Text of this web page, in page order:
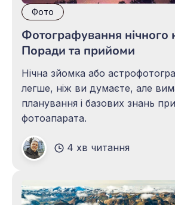
Фото
Фотографування нічного
Поради та прийоми
Нічна зйомка або
легше, ніж ви думаєте, але
планування і базових знань
фотоапарата.
4 хв читання